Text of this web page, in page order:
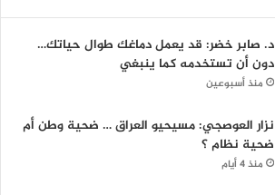
د. صابر خضر: قد يعمل دماغك طوال حياتك…
دون أن تستخدمه كما ينبغي
منذ أسبوعين
نزار العوصجي: مسيحيو العراق … ضحية وطن أم
ضحية نظام ؟
منذ 4 أيام